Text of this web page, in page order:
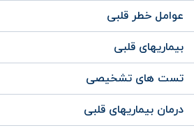
عوامل خطر قلبی
بیماریهای قلبی
تست های تشخیصی
درمان بیماریهای قلبی